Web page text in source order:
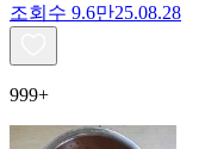
조회수 9.6만25.08.28
999+